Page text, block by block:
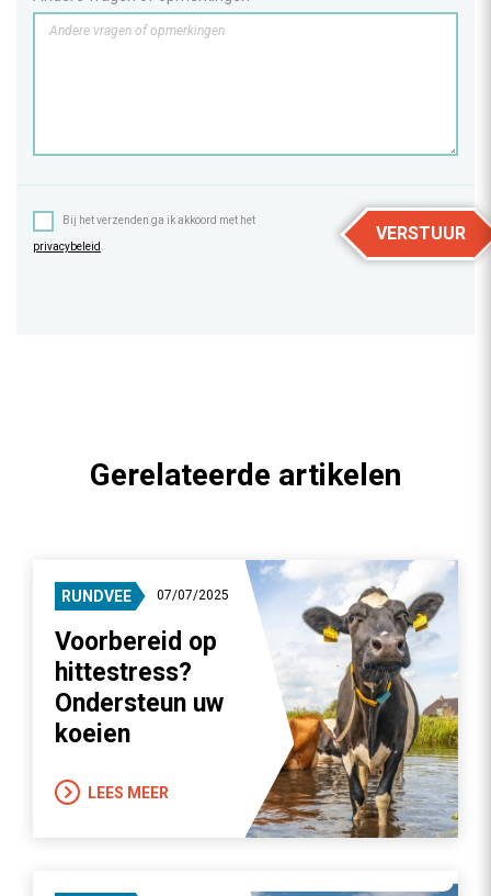
Bij het verzenden ga ik akkoord met het
privacybeleid
VERSTUUR
Gerelateerde artikelen
RUNDVEE 07/07/2025
Voorbereid op
hittestress?
Ondersteun uw
koeien
LEES MEER